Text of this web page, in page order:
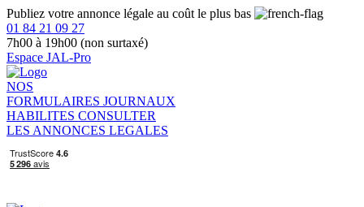
Publiez votre annonce légale au coût le plus bas
01 84 21 09 27
7h00 à 19h00 (non surtaxé)
Espace JAL-Pro
NOS
FORMULAIRES JOURNAUX
HABILITES CONSULTER
LES ANNONCES LEGALES